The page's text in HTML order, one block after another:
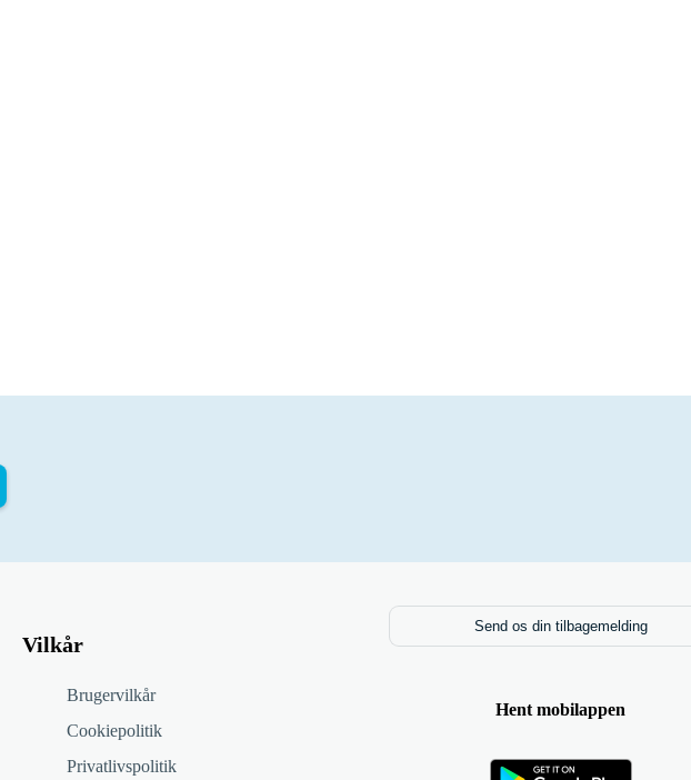
Vilkår
Brugervilkår
Cookiepolitik
Privatlivspolitik
Send os din tilbagemelding
Hent mobilappen